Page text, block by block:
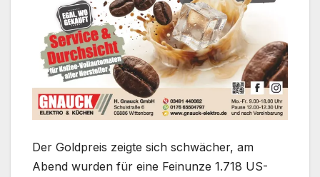
Der Goldpreis zeigte sich schwächer, am
Abend wurden für eine Feinunze 1.718 US-